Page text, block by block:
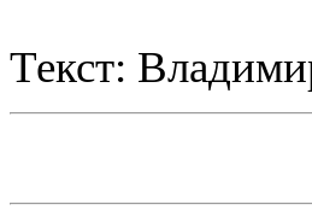
Текст: